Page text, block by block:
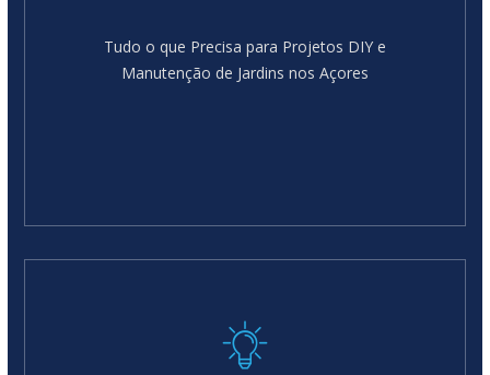
Tudo o que Precisa para Projetos DIY e
Manutenção de Jardins nos Açores